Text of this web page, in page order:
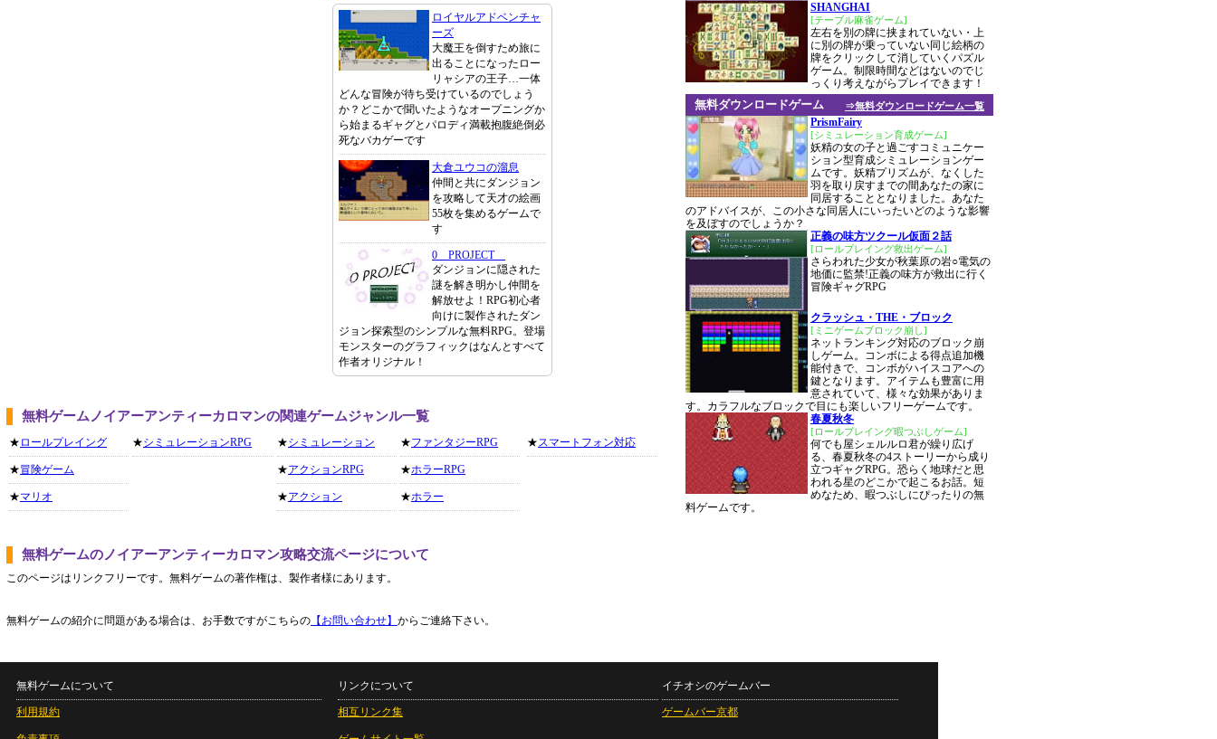
ロイヤルアドベンチャ
ーズ
大魔王を倒すため旅に
出ることになったロー
リャシアの王子…一体
どんな冒険が待ち受けているのでしょう
か？どこかで聞いたようなオープニングか
ら始まるギャグとパロディ満載抱腹絶倒必
死なバカゲーです
大倉ユウコの溜息
仲間と共にダンジョン
を攻略して天才の絵画
55枚を集めるゲームで
す
0 PROJECT
ダンジョンに隠された
謎を解き明かし仲間を
解放せよ！RPG初心者
向けに製作されたダン
ジョン探索型のシンプルな無料RPG。登場
モンスターのグラフィックはなんとすべて
作者オリジナル！
無料ゲームノイアーアンティーカロマンの関連ゲームジャンル一覧
★ ロールプレイング
★冒険ゲーム
★マリオ
★シミュレーションRPG ★シミュレーション
★アクションRPG
★アクション
★ファンタジーRPG
★ホラーRPG
★ホラー
★スマートフォン対応
無料ゲームのノイアーアンティーカロマン攻略交流ページについて
このページはリンクフリーです。無料ゲームの著作権は、製作者様にあります。
無料ゲームの紹介に問題がある場合は、お手数ですがこちらの 【お問い合わせ】 からご連絡下さい。
SHANGHAI
[テーブル麻雀ゲーム]
左右を別の牌に挟まれていない・上
に別の牌が乗っていない同じ絵柄の
牌をクリックして消していくパズル
ゲーム。制限時間などはないのでじ
っくり考えながらプレイできます！
⇒無料ダウンロードゲーム一覧
無料ダウンロードゲーム
PrismFairy
[シミュレーション育成ゲーム]
妖精の女の子と過ごすコミュニケー
ション型育成シミュレーションゲー
ムです。妖精プリズムが、なくした
羽を取り戻すまでの間あなたの家に
同居することとなりました。あなた
のアドバイスが、この小さな同居人にいったいどのような影響
を及ぼすのでしょうか？
正義の味方ツクール仮面２話
[ロールプレイング救出ゲーム]
さらわれた少女が秋葉原の岩○電気の
地価に監禁!正義の味方が救出に行く
冒険ギャグRPG
クラッシュ・THE・ブロック
[ミニゲームブロック崩し]
ネットランキング対応のブロック崩
しゲーム。コンボによる得点追加機
能付きで、コンボがハイスコアへの
鍵となります。アイテムも豊富に用
意されていて、様々な効果がありま
す。カラフルなブロックで目にも楽しいフリーゲームです。
春夏秋冬
[ロールプレイング暇つぶしゲーム]
何でも屋シェルルロ君が繰り広げ
る、春夏秋冬の4ストーリーから成り
立つギャグRPG。恐らく地球だと思
われる星のどこかで起こるお話。短
めなため、暇つぶしにぴったりの無
料ゲームです。
無料ゲームについて
利用規約
リンクについて
相互リンク集
イチオシのゲームバー
ゲームバー京都